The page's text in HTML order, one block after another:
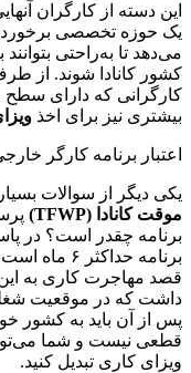
این دسته از کارگران
یک حوزه تخصصی
می‌دهد تا به‌راحتی
کشور کانادا شوند. از
کارگرانی که دارای سطح
بیشتری نیز برای اخذ
اعتبار برنامه کارگر
یکی دیگر از سوالات
موقت کانادا (TFWP
)
برنامه چقدر است؟ در
برنامه
داشت که در موقعیت
پس از آن باید به کشور
قطعی نیست و شما
ویزای کاری تبدیل کنید.